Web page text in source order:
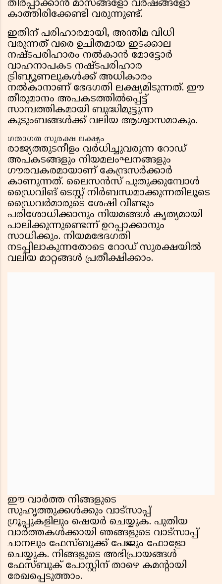
തീർപ്പാക്കാൻ മാസങ്ങളോ വർഷങ്ങളോ
കാത്തിരിക്കേണ്ടി വരുന്നുണ്ട്.
ഇതിന് പരിഹാരമായി, അന്തിമ വിധി
വരുന്നത് വരെ ഉചിതമായ ഇടക്കാല
നഷ്ടപരിഹാരം നൽകാൻ മോട്ടോർ
വാഹനാപകട നഷ്ടപരിഹാര
ട്രിബ്യൂണലുകൾക്ക് അധികാരം
നൽകാനാണ് ഭേദഗതി ലക്ഷ്യമിടുന്നത്. ഈ
തീരുമാനം അപകടത്തിൽപ്പെട്ട്
സാമ്പത്തികമായി ബുദ്ധിമുട്ടുന്ന
കുടുംബങ്ങൾക്ക് വലിയ ആശ്വാസമാകും.
ഗതാഗത സുരക്ഷ ലക്ഷ്യം
രാജ്യത്തുടനീളം വർധിച്ചുവരുന്ന റോഡ്
അപകടങ്ങളും നിയമലംഘനങ്ങളും
ഗൗരവകരമായാണ് കേന്ദ്രസർക്കാർ
കാണുന്നത്. ലൈസൻസ് പുതുക്കുമ്പോൾ
ഡ്രൈവിങ് ടെസ്റ്റ് നിർബന്ധമാക്കുന്നതിലൂടെ
ഡ്രൈവർമാരുടെ ശേഷി വീണ്ടും
പരിശോധിക്കാനും നിയമങ്ങൾ കൃത്യമായി
പാലിക്കുന്നുണ്ടെന്ന് ഉറപ്പാക്കാനും
സാധിക്കും. നിയമഭേദഗതി
നടപ്പിലാകുന്നതോടെ റോഡ് സുരക്ഷയിൽ
വലിയ മാറ്റങ്ങൾ പ്രതീക്ഷിക്കാം.
ഈ വാർത്ത നിങ്ങളുടെ
സുഹൃത്തുക്കൾക്കും വാട്സാപ്പ്
ഗ്രൂപ്പുകളിലും ഷെയർ ചെയ്യുക. പുതിയ
വാർത്തകൾക്കായി ഞങ്ങളുടെ വാട്സാപ്പ്
ചാനലും ഫേസ്ബുക്ക് പേജും ഫോളോ
ചെയ്യുക. നിങ്ങളുടെ അഭിപ്രായങ്ങൾ
ഫേസ്ബുക് പോസ്റ്റിന് താഴെ കമൻ്റായി
രേഖപ്പെടുത്താം.